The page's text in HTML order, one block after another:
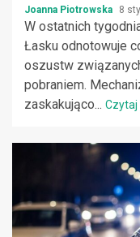
Joanna Piotrowska 8
W ostatnich
Łasku odnotowuje
oszustw
pobraniem.
zaskakująco... Czytaj